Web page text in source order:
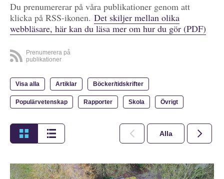
Du prenumererar på våra publikationer genom att
klicka på RSS-ikonen. Det skiljer mellan olika
webbläsare, här kan du läsa mer om hur du gör (PDF)
Prenumerera på
publikationer
Visa alla Artiklar Böcker/tidskrifter
Populärvetenskap Rapporter Skola Övrigt
Alla 2026